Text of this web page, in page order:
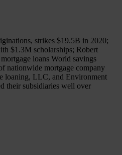
strikes $19.5B in 2020;
$1.3M scholarships; Robert
loans World savings
nationwide mortgage company
loaning, LLC, and Environment
their subsidiaries well over